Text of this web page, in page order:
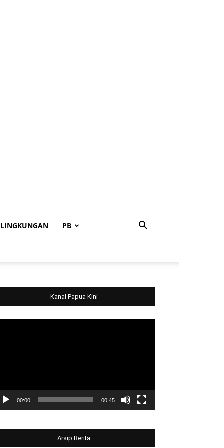
LINGKUNGAN PB
Kanal Papua Kini
00:00 00:45
Arsip Berita